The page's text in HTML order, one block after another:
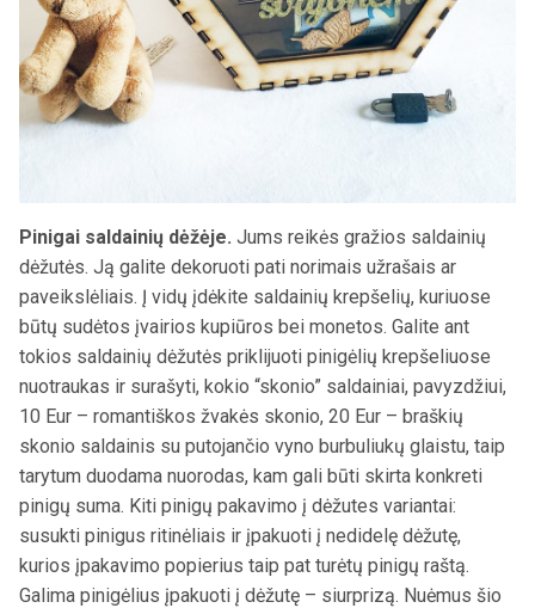
Pinigai saldainių dėžėje. Jums reikės gražios saldainių
dėžutės. Ją galite dekoruoti pati norimais užrašais ar
paveikslėliais. Į vidų įdėkite saldainių krepšelių, kuriuose
būtų sudėtos įvairios kupiūros bei monetos. Galite ant
tokios saldainių dėžutės priklijuoti pinigėlių krepšeliuose
nuotraukas ir surašyti, kokio “skonio” saldainiai, pavyzdžiui,
10 Eur – romantiškos žvakės skonio, 20 Eur – braškių
skonio saldainis su putojančio vyno burbuliukų glaistu, taip
tarytum duodama nuorodas, kam gali būti skirta konkreti
pinigų suma. Kiti pinigų pakavimo į dėžutes variantai:
susukti pinigus ritinėliais ir įpakuoti į nedidelę dėžutę,
kurios įpakavimo popierius taip pat turėtų pinigų raštą.
Galima pinigėlius įpakuoti į dėžutę – siurprizą. Nuėmus šio